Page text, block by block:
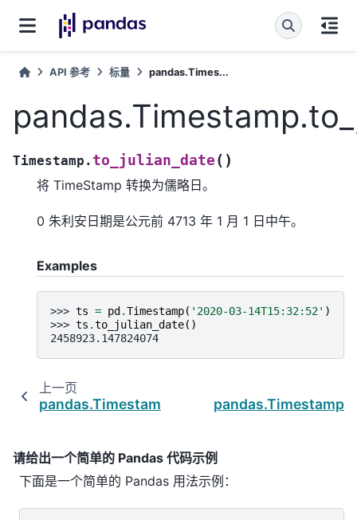
API 参考 标量 pandas.Times...
Timestamp. to_julian_date ( )
将 TimeStamp 转换为儒略日。
0 朱利安日期是公元前 4713 年 1 月 1 日中午。
Examples
>>> ts = pd .Timestamp( '2020-03-14T15:32:52' )
>>> ts .to_julian_date()
2458923.147824074
上一页
pandas.Timestamp.to_numpy
请给出一个简单的 Pandas 代码示例
下面是一个简单的 Pandas 用法示例：